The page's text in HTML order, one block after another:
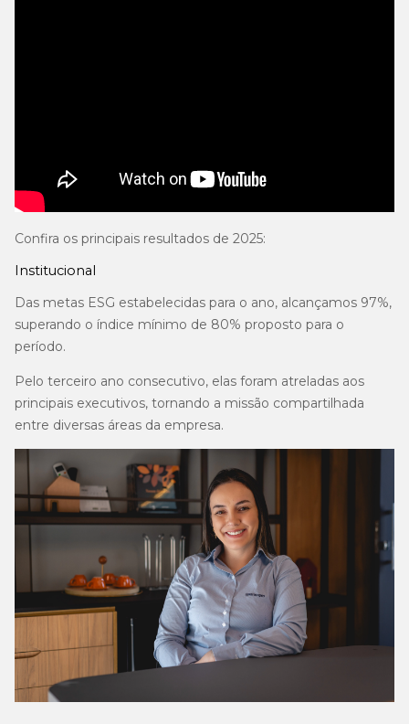
Confira os principais resultados de 2025:
Institucional
Das metas ESG estabelecidas para o ano, alcançamos 97%,
superando o índice mínimo de 80% proposto para o
período.
Pelo terceiro ano consecutivo, elas foram atreladas aos
principais executivos, tornando a missão compartilhada
entre diversas áreas da empresa.